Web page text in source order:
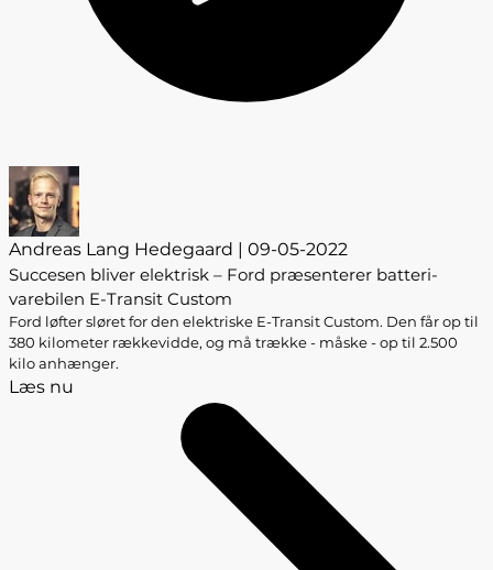
Andreas Lang Hedegaard | 09-05-2022
Succesen bliver elektrisk – Ford præsenterer batteri-
varebilen E-Transit Custom
Ford løfter sløret for den elektriske E-Transit Custom. Den får op til
380 kilometer rækkevidde, og må trække - måske - op til 2.500
kilo anhænger.
Læs nu